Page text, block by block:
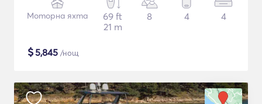
Моторна яхта
69 ft
21 m
8 4 4
$5,845 /нощ